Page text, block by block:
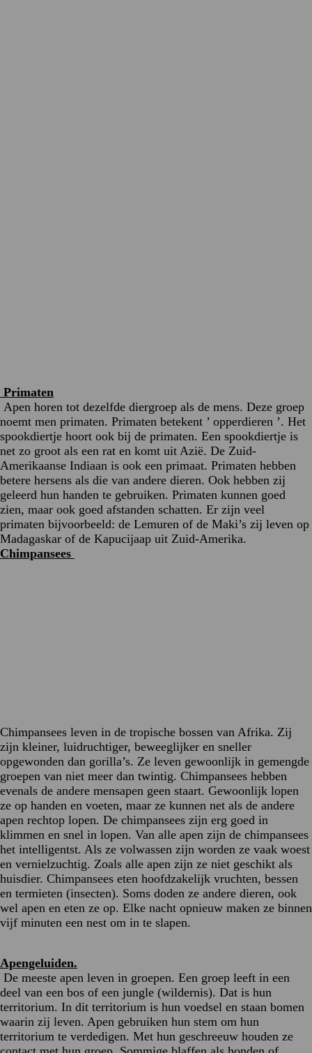
Primaten
Apen horen tot dezelfde diergroep als de mens. Deze groep
noemt men primaten. Primaten betekent ’ opperdieren ’. Het
spookdiertje hoort ook bij de primaten. Een spookdiertje is
net zo groot als een rat en komt uit Azië. De Zuid-
Amerikaanse Indiaan is ook een primaat. Primaten hebben
betere hersens als die van andere dieren. Ook hebben zij
geleerd hun handen te gebruiken. Primaten kunnen goed
zien, maar ook goed afstanden schatten. Er zijn veel
primaten bijvoorbeeld: de Lemuren of de Maki’s zij leven op
Madagaskar of de Kapucijaap uit Zuid-Amerika.
Chimpansees
Chimpansees leven in de tropische bossen van Afrika. Zij
zijn kleiner, luidruchtiger, beweeglijker en sneller
opgewonden dan gorilla’s. Ze leven gewoonlijk in gemengde
groepen van niet meer dan twintig. Chimpansees hebben
evenals de andere mensapen geen staart. Gewoonlijk lopen
ze op handen en voeten, maar ze kunnen net als de andere
apen rechtop lopen. De chimpansees zijn erg goed in
klimmen en snel in lopen. Van alle apen zijn de chimpansees
het intelligentst. Als ze volwassen zijn worden ze vaak woest
en vernielzuchtig. Zoals alle apen zijn ze niet geschikt als
huisdier. Chimpansees eten hoofdzakelijk vruchten, bessen
en termieten (insecten). Soms doden ze andere dieren, ook
wel apen en eten ze op. Elke nacht opnieuw maken ze binnen
vijf minuten een nest om in te slapen.
Apengeluiden.
De meeste apen leven in groepen. Een groep leeft in een
deel van een bos of een jungle (wildernis). Dat is hun
territorium. In dit territorium is hun voedsel en staan bomen
waarin zij leven. Apen gebruiken hun stem om hun
territorium te verdedigen. Met hun geschreeuw houden ze